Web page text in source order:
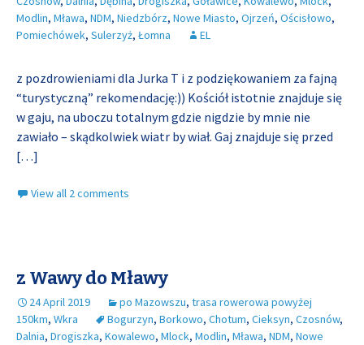
Modlin, Mława, NDM, Niedzbórz, Nowe Miasto, Ojrzeń, Ościsłowo,
Pomiechówek, Sulerzyż, Łomna EL
z pozdrowieniami dla Jurka T i z podziękowaniem za fajną
“turystyczną” rekomendację:)) Kościół istotnie znajduje się
w gaju, na uboczu totalnym gdzie nigdzie by mnie nie
zawiało – skądkolwiek wiatr by wiał. Gaj znajduje się przed
[…]
View all 2 comments
z Wawy do Mławy
24 April 2019 po Mazowszu, trasa rowerowa powyżej
150km, Wkra Bogurzyn, Borkowo, Chotum, Cieksyn, Czosnów,
Dalnia, Drogiszka, Kowalewo, Mlock, Modlin, Mława, NDM, Nowe